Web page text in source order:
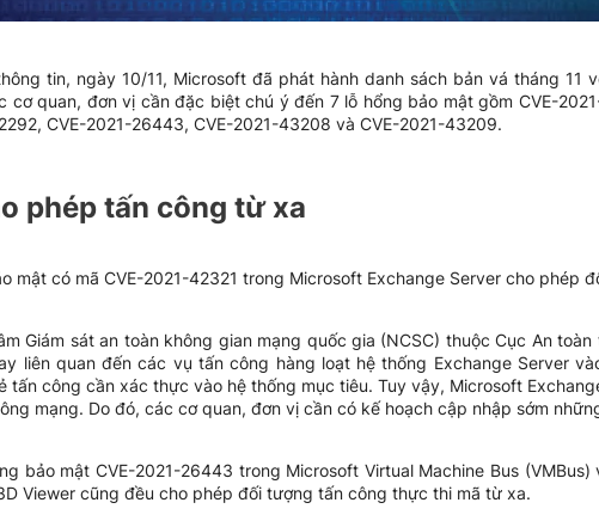
tin, ngày 10/11, Microsoft đã phát hành danh sách bản vá tháng 11
cơ quan, đơn vị cần đặc biệt chú ý đến 7 lỗ hổng bảo mật gồm CVE-
CVE-2021-26443, CVE-2021-43208 và CVE-2021-43209.
phép tấn công từ xa
mật có mã CVE-2021-42321 trong Microsoft Exchange Server cho phép
Giám sát an toàn không gian mạng quốc gia (NCSC) thuộc Cục An
liên quan đến các vụ tấn công hàng loạt hệ thống Exchange Server
tấn công cần xác thực vào hệ thống mục tiêu. Tuy vậy, Microsoft
mạng. Do đó, các cơ quan, đơn vị cần có kế hoạch cập nhập sớm
bảo mật CVE-2021-26443 trong Microsoft Virtual Machine Bus
Viewer cũng đều cho phép đối tượng tấn công thực thi mã từ xa.